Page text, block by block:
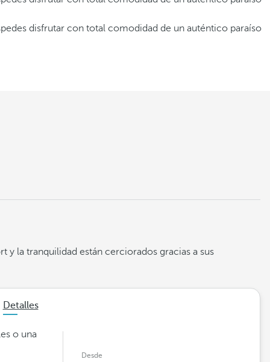
disfrutar con total comodidad de un auténtico paraíso
y la tranquilidad están cerciorados gracias a sus
Detalles
o una
Desde